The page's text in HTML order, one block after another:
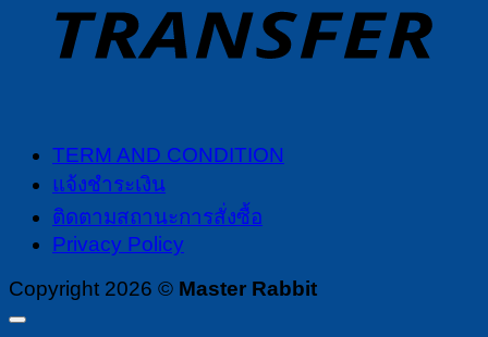
TERM AND CONDITION
แจ้งชำระเงิน
ติดตามสถานะการสั่งซื้อ
Privacy Policy
Copyright 2026 © Master Rabbit